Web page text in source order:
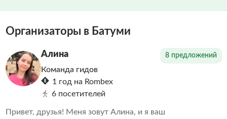
Организаторы в Батуми
Алина 8 предложений
Команда гидов
1 год на Rombex
6 посетителей
Привет, друзья! Меня зовут Алина, и я ваш